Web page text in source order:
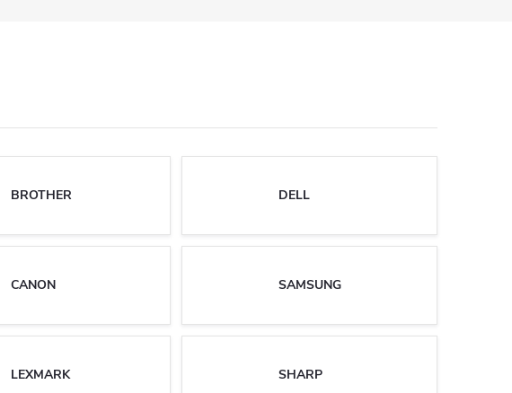
BROTHER DELL
CANON SAMSUNG
LEXMARK SHARP